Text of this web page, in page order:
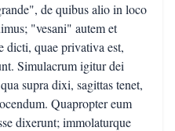
de quibus alio in loco
"vesani" autem et
dicti, quae privativa est,
Simulacrum igitur dei
supra dixi, sagittas tenet,
Quapropter eum
dixerunt; immolaturque